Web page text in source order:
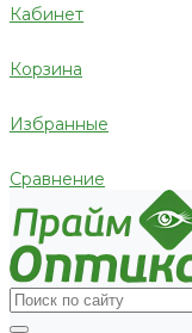
Кабинет
Корзина
Избранные
Сравнение